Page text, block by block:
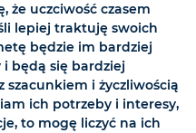
że uczciwość czasem
lepiej traktuję swoich
będzie im bardziej
i będą się bardziej
szacunkiem i życzliwością
ich potrzeby i interesy,
to mogę liczyć na ich